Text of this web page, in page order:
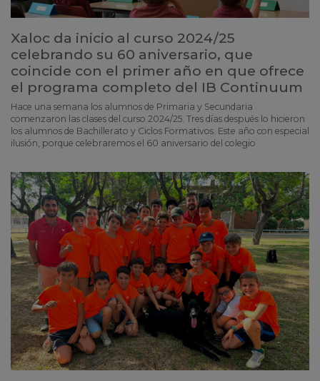
Xaloc da inicio al curso 2024/25
celebrando su 60 aniversario, que
coincide con el primer año en que ofrece
el programa completo del IB Continuum
Hace una semana los alumnos de Primaria y Secundaria
comenzaron las clases del curso 2024/25. Tres días después lo hicieron
los alumnos de Bachillerato y Ciclos Formativos. Este año con especial
ilusión, porque celebraremos el 60 aniversario del colegio